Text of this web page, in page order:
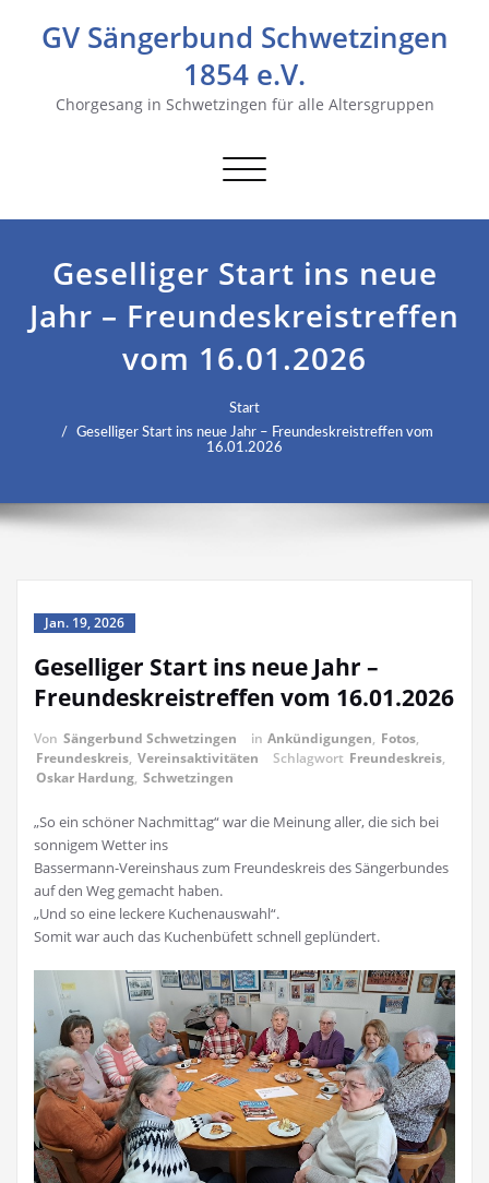
GV Sängerbund Schwetzingen
1854 e.V.
Chorgesang in Schwetzingen für alle Altersgruppen
Navigation
Geselliger Start ins neue
Jahr – Freundeskreistreffen
vom 16.01.2026
Start
Geselliger Start ins neue Jahr – Freundeskreistreffen vom
16.01.2026
Jan. 19, 2026
Geselliger Start ins neue Jahr –
Freundeskreistreffen vom 16.01.2026
Von Sängerbund Schwetzingen in Ankündigungen, Fotos,
Freundeskreis, Vereinsaktivitäten Schlagwort Freundeskreis,
Oskar Hardung, Schwetzingen
„So ein schöner Nachmittag“ war die Meinung aller, die sich bei
sonnigem Wetter ins
Bassermann-Vereinshaus zum Freundeskreis des Sängerbundes
auf den Weg gemacht haben.
„Und so eine leckere Kuchenauswahl“.
Somit war auch das Kuchenbüfett schnell geplündert.